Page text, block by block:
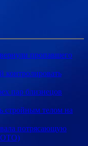
пропавшего
контролировать
пар близнецов
стройным телом на
потрясающую